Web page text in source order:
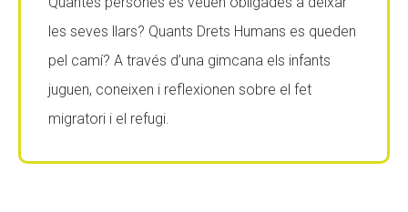
les seves llars? Quants Drets Humans es queden
pel camí? A través d’una gimcana els infants
juguen, coneixen i reflexionen sobre el fet
migratori i el refugi.
Fundesplai als mitjans
Xarxes socials
COL·LABORA
Fes voluntariat
Fundesplai als mitjans
Xarxes socials
COL·LABORA
Fes voluntariat